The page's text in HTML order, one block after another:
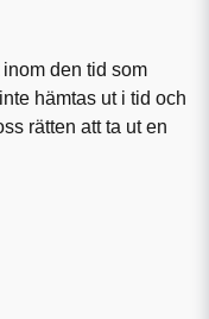
den tid som
hämtas ut i tid och
rätten att ta ut en